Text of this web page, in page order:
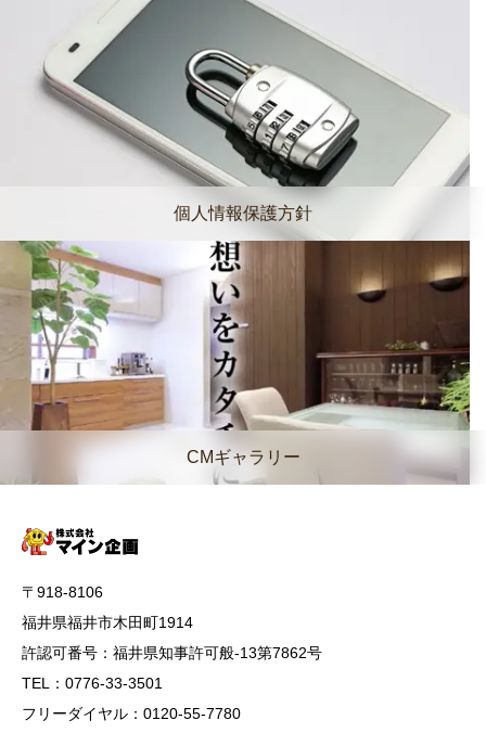
個人情報保護方針
CMギャラリー
〒918-8106
福井県福井市木田町1914
許認可番号：福井県知事許可般-13第7862号
TEL：0776-33-3501
フリーダイヤル：0120-55-7780